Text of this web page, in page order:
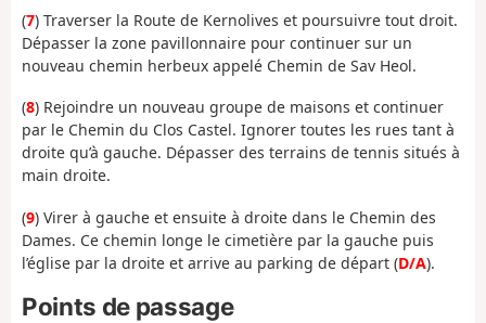
(7) Traverser la Route de Kernolives et poursuivre tout droit.
Dépasser la zone pavillonnaire pour continuer sur un
nouveau chemin herbeux appelé Chemin de Sav Heol.
(8) Rejoindre un nouveau groupe de maisons et continuer
par le Chemin du Clos Castel. Ignorer toutes les rues tant à
droite qu’à gauche. Dépasser des terrains de tennis situés à
main droite.
(9) Virer à gauche et ensuite à droite dans le Chemin des
Dames. Ce chemin longe le cimetière par la gauche puis
l’église par la droite et arrive au parking de départ (D/A).
Points de passage